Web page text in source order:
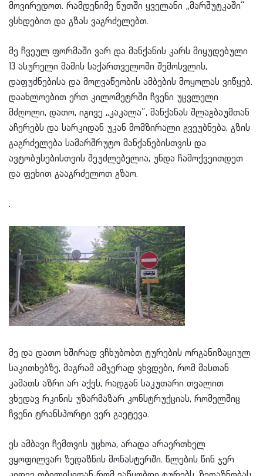
მოვირედოთ. რამდენიმე წუთში ყველანი „მარშუტკაში“
ვსხდებით და გზას ვაგრძელებთ.
მე ჩვეულ ფორმაში ვარ და მანქანის კარს მიყუდებული
13 ასურელი მამის საქართველოში შემოსვლის,
დაფუძნებისა და მოღვაწეობის ამბების მოყოლას ვიწყებ.
დაახლოებით ერთ კილომეტრში ჩვენი უცვლელი
მძღოლი, დათო, იგივე ,,კაკალა“, მანქანას შლაგბაუმთან
აჩერებს და სარკიდან უკან მომზირალი გვეუბნება, გზის
გაგრძელება სამარშრუტო მანქანებისთვის და
ავტობუსებისთვის შეუძლებელია, უნდა ჩამოქვეითდეთ
და ფეხით გააგრძელოთ გზაო.
.
მე და დათო ხშირად ვჩხუბობთ ტურების ორგანიზაციულ
საკითხებზე, მაგრამ ამჯერად ვხვდები, რომ მასთან
კამათს აზრი არ აქვს, რადგან საკუთარი თვალით
ვხედავ რკინის უზარმაზარ კონსტრუქციას, რომელშიც
ჩვენი ტრანსპორტი ვერ გაეტევა.
ეს ამბავი ჩემთვის უცხოა, არადა არაერთხელ
ვყოფილვარ ზედაზნის მონასტერში. წლების წინ ჯერ